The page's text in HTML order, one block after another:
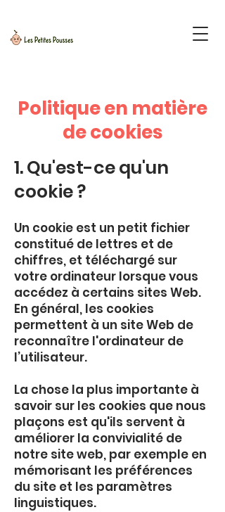
Politique en matière
de cookies
1. Qu'est-ce qu'un
cookie ?
Un cookie est un petit fichier
constitué de lettres et de
chiffres, et téléchargé sur
votre ordinateur lorsque vous
accédez à certains sites Web.
En général, les cookies
permettent à un site Web de
reconnaître l'ordinateur de
l’utilisateur.
La chose la plus importante à
savoir sur les cookies que nous
plaçons est qu'ils servent à
améliorer la convivialité de
notre site web, par exemple en
mémorisant les préférences
du site et les paramètres
linguistiques.